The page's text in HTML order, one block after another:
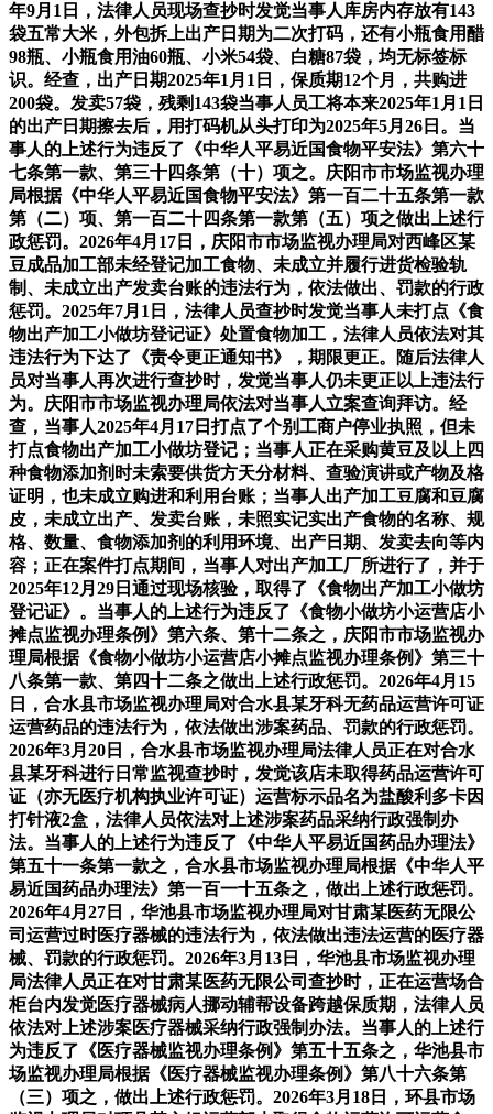
年9月1日，法律人员现场查抄时发觉当事人库房内存放有143
袋五常大米，外包拆上出产日期为二次打码，还有小瓶食用醋
98瓶、小瓶食用油60瓶、小米54袋、白糖87袋，均无标签标
识。经查，出产日期2025年1月1日，保质期12个月，共购进
200袋。发卖57袋，残剩143袋当事人员工将本来2025年1月1日
的出产日期擦去后，用打码机从头打印为2025年5月26日。当
事人的上述行为违反了《中华人平易近国食物平安法》第六十
七条第一款、第三十四条第（十）项之。庆阳市市场监视办理
局根据《中华人平易近国食物平安法》第一百二十五条第一款
第（二）项、第一百二十四条第一款第（五）项之做出上述行
政惩罚。2026年4月17日，庆阳市市场监视办理局对西峰区某
豆成品加工部未经登记加工食物、未成立并履行进货检验轨
制、未成立出产发卖台账的违法行为，依法做出、罚款的行政
惩罚。2025年7月1日，法律人员查抄时发觉当事人未打点《食
物出产加工小做坊登记证》处置食物加工，法律人员依法对其
违法行为下达了《责令更正通知书》，期限更正。随后法律人
员对当事人再次进行查抄时，发觉当事人仍未更正以上违法行
为。庆阳市市场监视办理局依法对当事人立案查询拜访。经
查，当事人2025年4月17日打点了个别工商户停业执照，但未
打点食物出产加工小做坊登记；当事人正在采购黄豆及以上四
种食物添加剂时未索要供货方天分材料、查验演讲或产物及格
证明，也未成立购进和利用台账；当事人出产加工豆腐和豆腐
皮，未成立出产、发卖台账，未照实记实出产食物的名称、规
格、数量、食物添加剂的利用环境、出产日期、发卖去向等内
容；正在案件打点期间，当事人对出产加工厂所进行了，并于
2025年12月29日通过现场核验，取得了《食物出产加工小做坊
登记证》。当事人的上述行为违反了《食物小做坊小运营店小
摊点监视办理条例》第六条、第十二条之，庆阳市市场监视办
理局根据《食物小做坊小运营店小摊点监视办理条例》第三十
八条第一款、第四十二条之做出上述行政惩罚。2026年4月15
日，合水县市场监视办理局对合水县某牙科无药品运营许可证
运营药品的违法行为，依法做出涉案药品、罚款的行政惩罚。
2026年3月20日，合水县市场监视办理局法律人员正在对合水
县某牙科进行日常监视查抄时，发觉该店未取得药品运营许可
证（亦无医疗机构执业许可证）运营标示品名为盐酸利多卡因
打针液2盒，法律人员依法对上述涉案药品采纳行政强制办
法。当事人的上述行为违反了《中华人平易近国药品办理法》
第五十一条第一款之，合水县市场监视办理局根据《中华人平
易近国药品办理法》第一百一十五条之，做出上述行政惩罚。
2026年4月27日，华池县市场监视办理局对甘肃某医药无限公
司运营过时医疗器械的违法行为，依法做出违法运营的医疗器
械、罚款的行政惩罚。2026年3月13日，华池县市场监视办理
局法律人员正在对甘肃某医药无限公司查抄时，正在运营场合
柜台内发觉医疗器械病人挪动辅帮设备跨越保质期，法律人员
依法对上述涉案医疗器械采纳行政强制办法。当事人的上述行
为违反了《医疗器械监视办理条例》第五十五条之，华池县市
场监视办理局根据《医疗器械监视办理条例》第八十六条第
（三）项之，做出上述行政惩罚。2026年3月18日，环县市场